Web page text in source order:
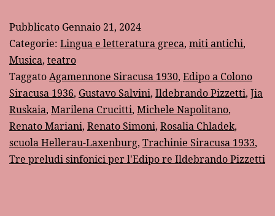
scena
Pizzetti
per
le
Pubblicato Gennaio 21, 2024
Categorie: Lingua e letteratura greca, miti antichi,
Musica, teatro
TaggatoAgamennone Siracusa 1930, Edipo a Colono
Siracusa 1936, Gustavo Salvini, Ildebrando Pizzetti, Jia
Ruskaia, Marilena Crucitti, Michele Napolitano,
Renato Mariani, Renato Simoni, Rosalia Chladek,
scuola Hellerau-Laxenburg, Trachinie Siracusa 1933,
Tre preludi sinfonici per l'Edipo re Ildebrando Pizzetti